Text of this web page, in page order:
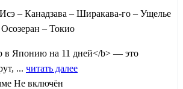
– Канадзава – Ширакава-го – Ущелье
– Токио
в Японию на 11 дней</b> — это
... читать далее
Не включён